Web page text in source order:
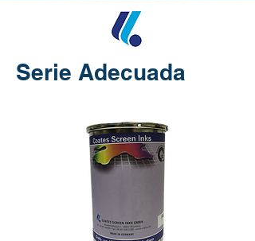
Serie Adecuada